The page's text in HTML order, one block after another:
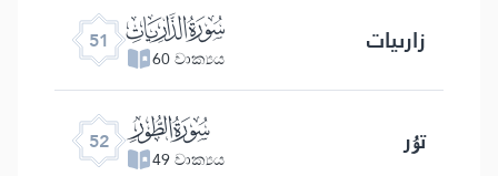
51 ﯠ
60 වාක්‍යය زارىيات
52 ﯡ
49 වාක්‍යය تۇر